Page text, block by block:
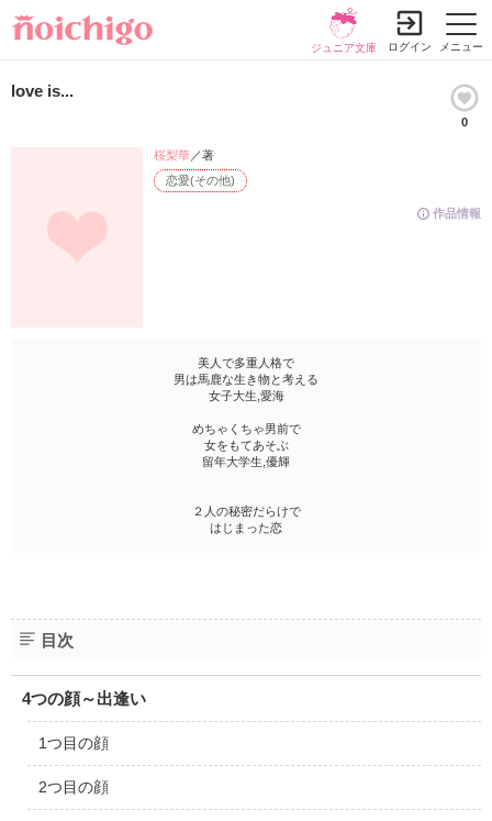
メニュー
ジュニア文庫 ログイン
love is...
0
作品情報
恋愛(その他)
桜梨華／著
美人で多重人格で
男は馬鹿な生き物と考える
女子大生,愛海
めちゃくちゃ男前で
女をもてあそぶ
留年大学生,優輝
２人の秘密だらけで
はじまった恋
目次
4つの顔～出逢い
1つ目の顔
2つ目の顔